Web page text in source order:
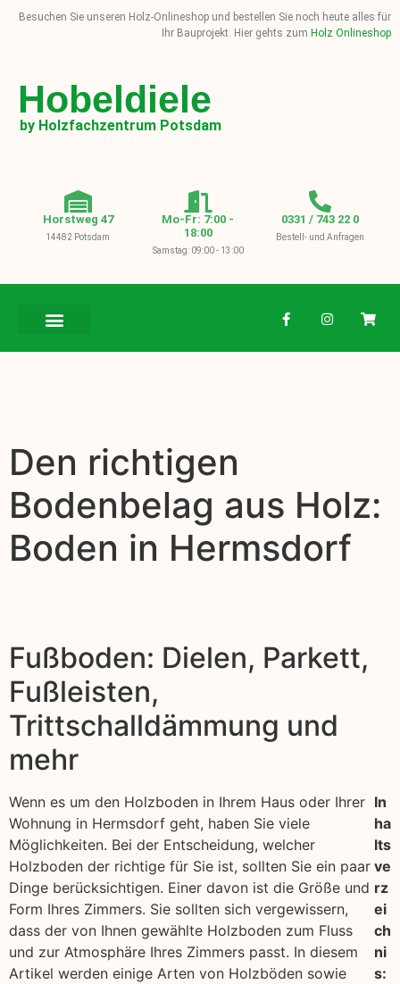
Besuchen Sie unseren Holz-Onlineshop und bestellen Sie noch heute alles für
Ihr Bauprojekt. Hier gehts zum Holz Onlineshop
Hobeldiele
by Holzfachzentrum Potsdam
Horstweg 47
14482 Potsdam
Mo-Fr: 7:00 -
18:00
Samstag: 09:00 - 13:00
0331 / 743 22 0
Bestell- und Anfragen
Den richtigen
Bodenbelag aus Holz:
Boden in Hermsdorf
Fußboden: Dielen, Parkett,
Fußleisten,
Trittschalldämmung und
mehr
Wenn es um den Holzboden in Ihrem Haus oder Ihrer
Wohnung in Hermsdorf geht, haben Sie viele
Möglichkeiten. Bei der Entscheidung, welcher
Holzboden der richtige für Sie ist, sollten Sie ein paar
Dinge berücksichtigen. Einer davon ist die Größe und
Form Ihres Zimmers. Sie sollten sich vergewissern,
dass der von Ihnen gewählte Holzboden zum Fluss
und zur Atmosphäre Ihres Zimmers passt. In diesem
Artikel werden einige Arten von Holzböden sowie
In
ha
lts
ve
rz
ei
ch
ni
s: